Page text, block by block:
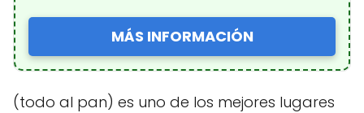
MÁS INFORMACIÓN
(todo al pan) es uno de los mejores lugares